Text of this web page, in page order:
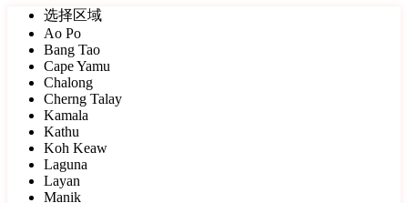
选择区域
Ao Po
Bang Tao
Cape Yamu
Chalong
Cherng Talay
Kamala
Kathu
Koh Keaw
Laguna
Layan
Manik